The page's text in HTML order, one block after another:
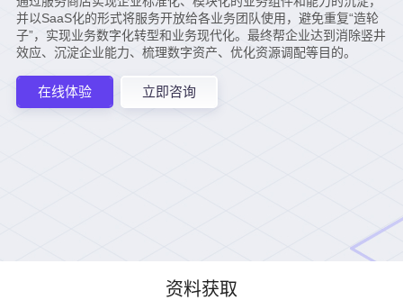
并以SaaS化的形式将服务开放给各业务团队使用，避免重复“造轮
子”，实现业务数字化转型和业务现代化。最终帮企业达到消除竖井
效应、沉淀企业能力、梳理数字资产、优化资源调配等目的。
在线体验 立即咨询
资料获取